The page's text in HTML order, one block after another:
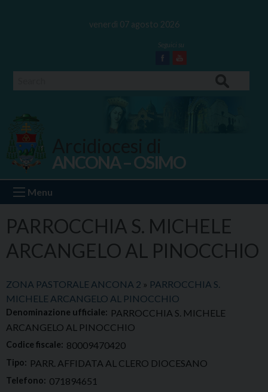
venerdì 07 agosto 2026
Facebook
Youtube
Ancona Osimo
ANCONA – OSIMO
Menu
PARROCCHIA S. MICHELE
ARCANGELO AL PINOCCHIO
ZONA PASTORALE ANCONA 2 » PARROCCHIA S.
MICHELE ARCANGELO AL PINOCCHIO
Denominazione ufficiale: PARROCCHIA S. MICHELE
ARCANGELO AL PINOCCHIO
Codice fiscale: 80009470420
Tipo: PARR. AFFIDATA AL CLERO DIOCESANO
Telefono: 071894651